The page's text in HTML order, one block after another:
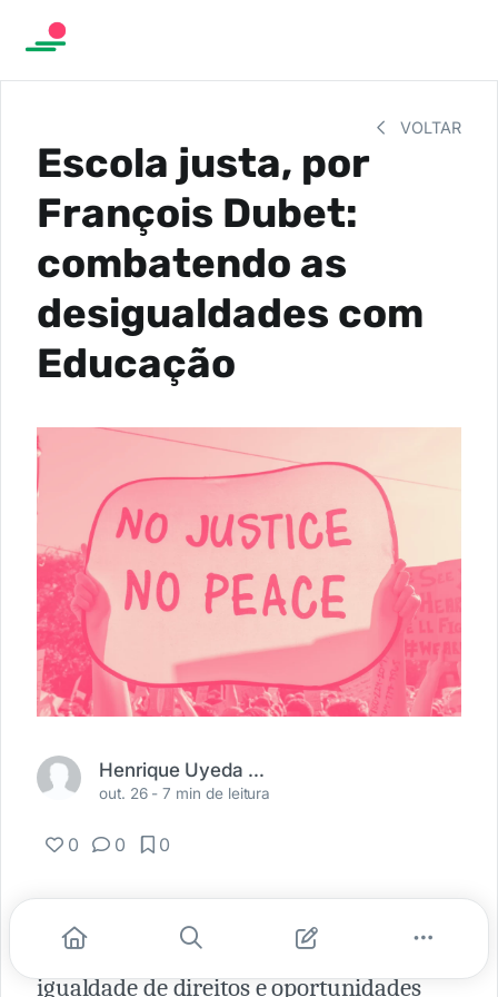
VOLTAR
Escola justa, por
François Dubet:
combatendo as
desigualdades com
Educação
Henrique Uyeda do Amaral
out. 26 -7 min de leitura
0 0 0
Quando se ouve falar em justiça, é
natural entender o conceito como a
igualdade de direitos e oportunidades